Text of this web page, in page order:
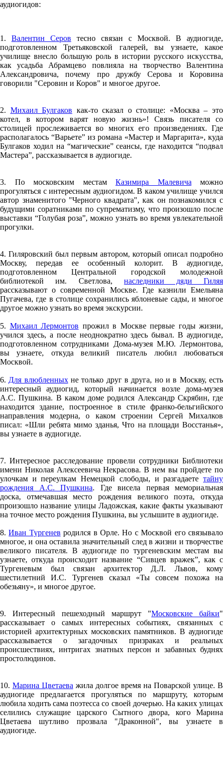
аудиогидов:
1. Валентин Серов тесно связан с Москвой. В аудиогиде,
подготовленном Третьяковской галерей, вы узнаете, какое
училище внесло большую роль в истории русского искусства,
как усадьба Абрамцево повлияла на творчество Валентина
Александровича, почему про дружбу Серова и Коровина
говорили "Серовин и Коров" и многое другое.
2. Михаил Булгаков как-то сказал о столице: «Москва – это
котел, в котором варят новую жизнь»! Связь писателя со
столицей прослеживается во многих его произведениях. Где
располагалось “Варьете” из романа «Мастер и Маргарита», куда
Булгаков ходил на “магические” сеансы, где находится “подвал
Мастера”, рассказывается в аудиогиде.
3. По московским местам Казимира Малевича можно
прогуляться с интересным аудиогидом. В каком училище учился
автор знаменитого "Черного квадрата", как он познакомился с
будущими соратниками по супрематизму, что произошло после
выставки “Голубая роза”, можно узнать во время увлекательной
прогулки.
4. Гиляровский был первым автором, который описал подробно
Москву, передав ее особенный колорит. В аудиогиде,
подготовленном Центральной городской молодежной
библиотекой им. Светлова,наследники дяди Гиляя
рассказывают о современной Москве. Где казнили Емельяна
Пугачева, где в столице сохранились яблоневые сады, и многое
другое можно узнать во время экскурсии.
5. Михаил Лермонтов прожил в Москве первые годы жизни,
учился здесь, а после неоднократно здесь бывал. В аудиогиде,
подготовленном сотрудниками Дома-музея М.Ю. Лермонтова,
вы узнаете, откуда великий писатель любил любоваться
Москвой.
6. Для влюбленныхне только друг в друга, но и в Москву, есть
интересный аудиогид, который начинается возле дома-музея
А.С. Пушкина. В каком доме родился Александр Скрябин, где
находится здание, построенное в стиле франко-бельгийского
направления модерна, о каком строении Сергей Михалков
писал: «Шли ребята мимо зданья, Что на площади Восстанья»,
вы узнаете в аудиогиде.
7. Интересное расследование провели сотрудники Библиотеки
имени Николая Алексеевича Некрасова. В нем вы пройдете по
улочкам и переулкам Немецкой слободы, и разгадаете тайну
рождения А.С. Пушкина. Где висела первая мемориальная
доска, отмечавшая место рождения великого поэта, откуда
произошло название улицы Ладожская, какие факты указывают
на точное место рождения Пушкина, вы услышите в аудиогиде.
8.Иван Тургенев родился в Орле. Но с Москвой его связывало
многое, и она оставила значительный след в жизни и творчестве
великого писателя. В аудиогиде по тургеневским местам вы
узнаете, откуда происходит название “Сивцев вражек”, как с
Тургеневым был связан архитектор Д.Л. Львов, кому
шестилетний И.С. Тургенев сказал «Ты совсем похожа на
обезьяну», и многое другое.
9. Интересный пешеходный маршрут "Московские байки"
рассказывает о самых интересных событиях, связанных с
историей архитектурных московских памятников. В аудиогиде
рассказывается о загадочных призраках и реальных
происшествиях, интригах знатных персон и забавных буднях
простолюдинов.
10. Марина Цветаева жила долгое время на Поварской улице. В
аудиогиде предлагается прогуляться по маршруту, которым
любила ходить сама поэтесса со своей дочерью. На каких улицах
селились служащие царского Сытного двора, кого Марина
Цветаева шутливо прозвала "Драконной", вы узнаете в
аудиогиде.